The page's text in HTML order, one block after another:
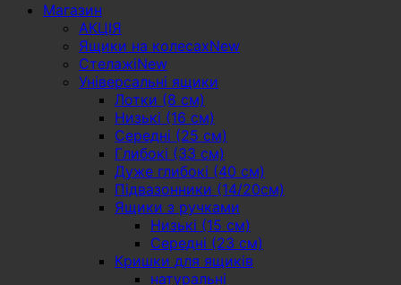
Магазин
АКЦІЯ
Ящики на колесах
Стелажі
Універсальні ящики
Лотки (8 см)
Низькі (16 см)
Середні (25 см)
Глибокі (33 см)
Дуже глибокі (40 см)
Підвазонники (14/20см)
Ящики з ручками
Низькі (15 см)
Середні (23 см)
Кришки для ящиків
натуральні